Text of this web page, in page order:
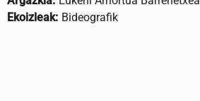
Ekoizleak: Bideografik